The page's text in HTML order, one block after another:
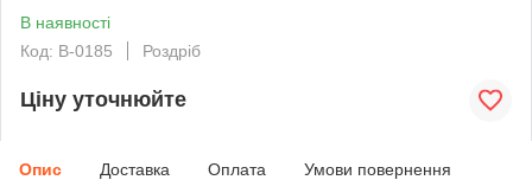
В наявності
Код: В-0185
Роздріб
Ціну уточнюйте
Опис Доставка Оплата Умови повернення